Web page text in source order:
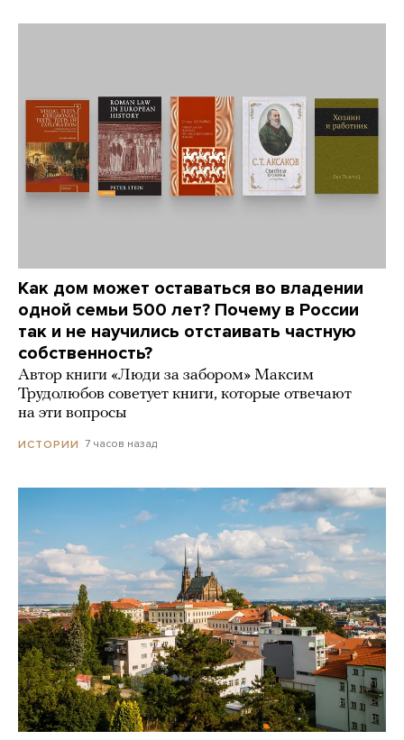
Как дом может оставаться во владении
одной семьи 500 лет? Почему в России
так и не научились отстаивать частную
собственность?
Автор книги «Люди за забором» Максим
Трудолюбов советует книги, которые отвечают
на эти вопросы
ИСТОРИИ 7 часов назад